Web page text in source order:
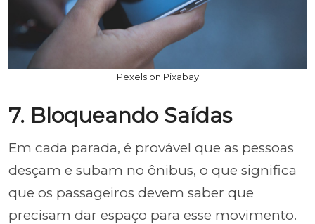
Pexels on Pixabay
7. Bloqueando Saídas
Em cada parada, é provável que as pessoas
desçam e subam no ônibus, o que significa
que os passageiros devem saber que
precisam dar espaço para esse movimento.